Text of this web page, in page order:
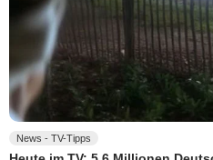
News - TV-Tipps